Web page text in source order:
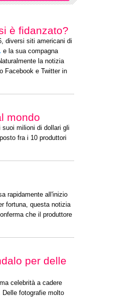
è fidanzato?
diversi siti americani di
e la sua compagna
la notizia
Facebook e Twitter in
mondo
milioni di dollari gli
fra i 10 produttori
rapidamente all'inizio
fortuna, questa notizia
che il produttore
per delle
celebrità a cadere
fotografie molto